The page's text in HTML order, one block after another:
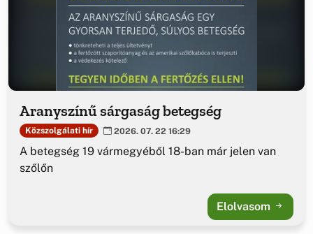
Aranyszínű sárgaság betegség
Közszolgálati hír 2026. 07. 22 16:29
A betegség 19 vármegyéből 18-ban már jelen van
szőlőn
Elolvasom